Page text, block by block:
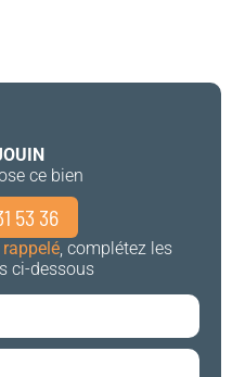
ce bien
53 36
rappelé , complétez les
ci-dessous